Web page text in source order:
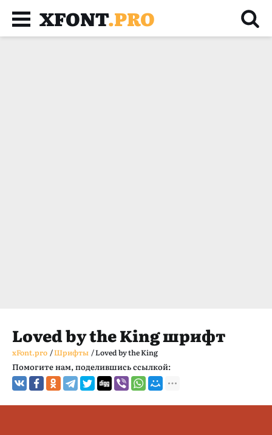
XFONT.PRO
Loved by the King шрифт
xFont.pro /Шрифты /Loved by the King
Помогите нам, поделившись ссылкой: